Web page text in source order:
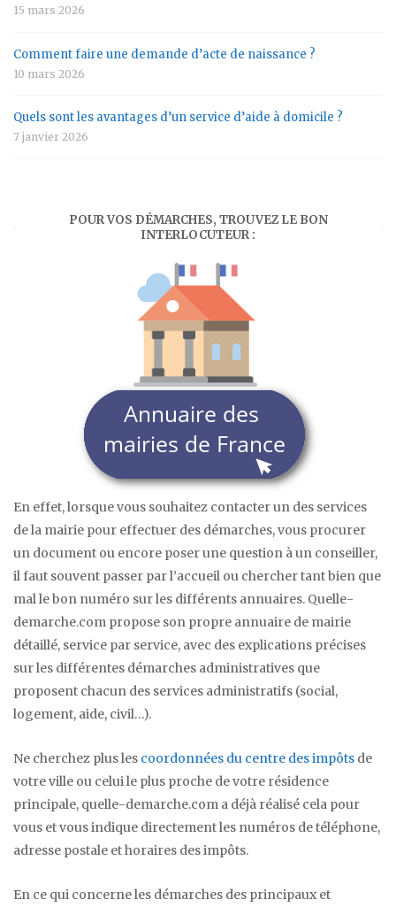
15 mars 2026
Comment faire une demande d’acte de naissance ?
10 mars 2026
Quels sont les avantages d’un service d’aide à domicile ?
7 janvier 2026
POUR VOS DÉMARCHES, TROUVEZ LE BON
INTERLOCUTEUR :
En effet, lorsque vous souhaitez contacter un des services
de la mairie pour effectuer des démarches, vous procurer
un document ou encore poser une question à un conseiller,
il faut souvent passer par l’accueil ou chercher tant bien que
mal le bon numéro sur les différents annuaires. Quelle-
demarche.com propose son propre annuaire de mairie
détaillé, service par service, avec des explications précises
sur les différentes démarches administratives que
proposent chacun des services administratifs (social,
logement, aide, civil…).
Ne cherchez plus les coordonnées du centre des impôts de
votre ville ou celui le plus proche de votre résidence
principale, quelle-demarche.com a déjà réalisé cela pour
vous et vous indique directement les numéros de téléphone,
adresse postale et horaires des impôts.
En ce qui concerne les démarches des principaux et